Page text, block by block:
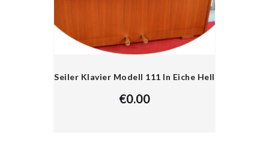
Seiler Klavier Modell 111 In Eiche Hell
€0.00